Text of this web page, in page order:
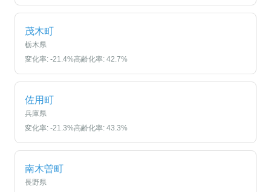
茂木町
栃木県
変化率: -21.4%高齢化率: 42.7%
佐用町
兵庫県
変化率: -21.3%高齢化率: 43.3%
南木曽町
長野県